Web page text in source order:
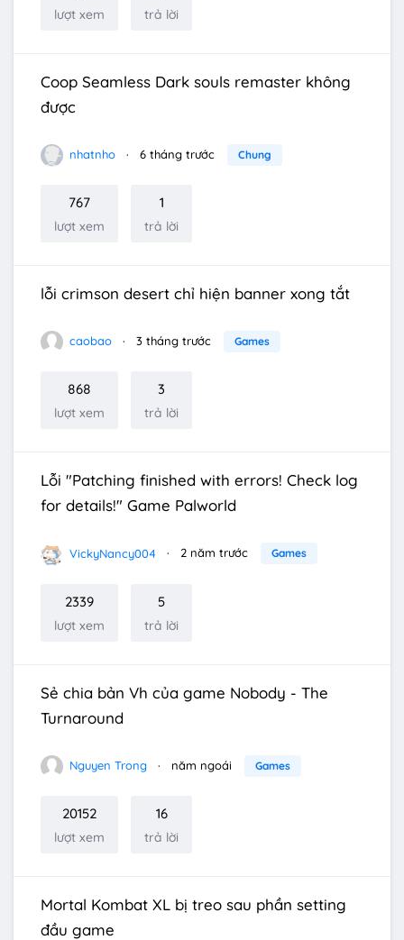
lượt xem trả lời
Coop Seamless Dark souls remaster không
được
nhatnho 6 tháng trước Chung
767
lượt xem
1
trả lời
lỗi crimson desert chỉ hiện banner xong tắt
caobao 3 tháng trước Games
868
lượt xem
3
trả lời
Lỗi "Patching finished with errors! Check log
for details!" Game Palworld
VickyNancy004 2 năm trước Games
2339
lượt xem
5
trả lời
Sẻ chia bản Vh của game Nobody - The
Turnaround
Nguyen Trong năm ngoái Games
20152
lượt xem
16
trả lời
Mortal Kombat XL bị treo sau phần setting
đầu game